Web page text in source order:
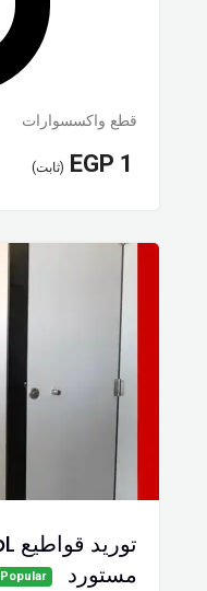
قطع واكسسوارات
EGP 1 (ثابت)
مستورد
Popular